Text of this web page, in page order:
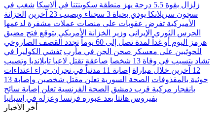
زلزال بقوة 5.5 درجة يهز منطقة سكوينتنا في ألاسكا
شغب في
سجون سريلانكا يودي بحياة 3 سجناء ويصيب 23 آخرين
الخزانة
الأميركية تفرض عقوبات على منصات عملات مشفرة لدعمها
الحرس الثوري الإيراني وزير الخزانة الأمريكي يتوقع فتح مضيق
هرمز اليوم أو غداً لمدة تصل إلى 60 يوماً
تجدد القصف الصاروخي
للحوثيين على معسكر صحن الجن في مأرب تفشي الكوليرا في
تشاد يتسبب في وفاة 13 شخصا
صاعقة تقتل لاعبا تايلانديا وتصيب
12 آخرين خلال مباراة
إصابة 11 مدنياً في نجران جراء اعتداءات
حوثية بالمقذوفات
الصحة السورية تعلن مقتل شخصين وإصابة 13
بانفجار مركبة قرب دمشق الصحة الفرنسية تعلن إصابة سائح
بفيروس هانتا بعد عبوره فرنسا وعزله في إسبانيا
أخر الأخبار